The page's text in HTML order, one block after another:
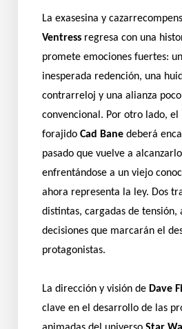
La exasesina y
Ventress regresa con una
promete emociones fuertes:
inesperada redención, una
contrarreloj y una alianza poco
convencional. Por otro lado, el
forajido Cad Bane deberá
pasado que vuelve a
enfrentándose a un viejo
ahora representa la ley. Dos
distintas, cargadas de tensión,
decisiones que marcarán el
protagonistas.
La dirección y visión de Dave
clave en el desarrollo de las